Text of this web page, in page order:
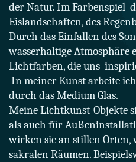
der Natur. Im Farbenspiel
Eislandschaften, des
Durch das Einfallen des
wasserhaltige Atmosphäre
Lichtfarben, die uns
In meiner Kunst arbeite
durch das Medium Glas.
Meine Lichtkunst-Objekte
als auch für
wirken sie an stillen Orten,
sakralen Räumen.